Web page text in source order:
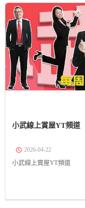
小武線上賞屋YT頻道
2026-04-22
小武線上賞屋YT頻道